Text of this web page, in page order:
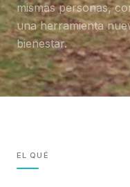
mismas personas,
una herramienta
bienestar.
EL QUÉ